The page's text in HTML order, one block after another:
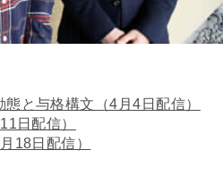
と与格構文（4月4日配信）
日配信）
18日配信）